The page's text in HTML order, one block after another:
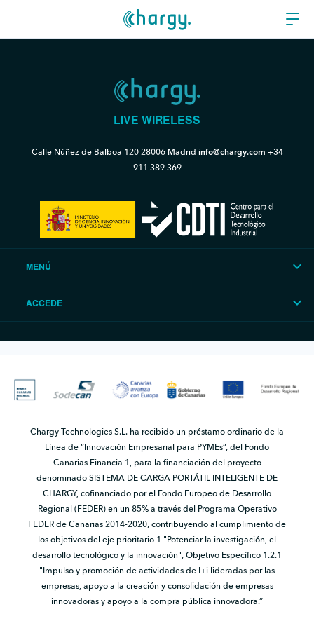
LIVE WIRELESS
Calle Núñez de Balboa 12028006 Madrid info@chargy.com +34
911 389 369
MENÚ
ACCEDE
Chargy Technologies S.L. ha recibido un préstamo ordinario de la
Línea de “Innovación Empresarial para PYMEs”, del Fondo
Canarias Financia 1, para la financiación del proyecto
denominado SISTEMA DE CARGA PORTÁTIL INTELIGENTE DE
CHARGY, cofinanciado por el Fondo Europeo de Desarrollo
Regional (FEDER) en un 85% a través del Programa Operativo
FEDER de Canarias 2014-2020, contribuyendo al cumplimiento de
los objetivos del eje prioritario 1 "Potenciar la investigación, el
desarrollo tecnológico y la innovación", Objetivo Específico 1.2.1
"Impulso y promoción de actividades de I+i lideradas por las
empresas, apoyo a la creación y consolidación de empresas
innovadoras y apoyo a la compra pública innovadora.”